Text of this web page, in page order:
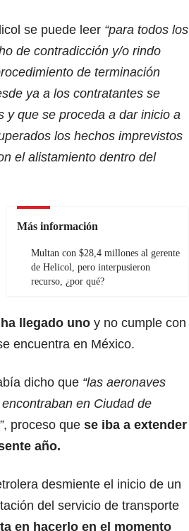
se puede leer “para todos los
de contradicción y/o rindo
de terminación
ya a los contratantes se
y que se proceda a dar inicio a
los hechos imprevistos
el alistamiento dentro del
Más información
Multan con $28,4 millones al gerente
de Helicol, pero interpusieron
recurso, ¿por qué?
llegado uno y no cumple con
encuentra en México.
dicho que “las aeronaves
en Ciudad de
, proceso que se iba a extender
año.
desmiente el inicio de un
del servicio de transporte
en hacerlo en el momento